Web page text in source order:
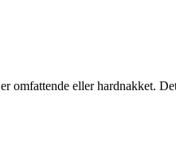
eller hardnakket.